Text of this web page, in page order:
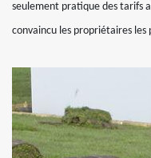
seulement pratique des tarifs
convaincu les propriétaires les